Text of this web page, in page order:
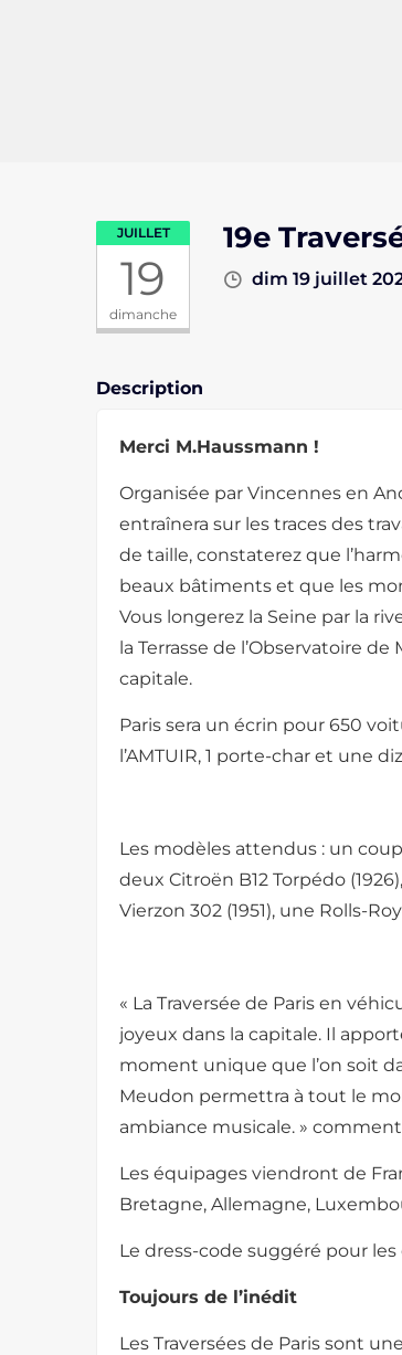
JUILLET
19
dimanche
19e
dim 19 juillet
Description
Merci M.Haussmann !
Organisée par Vincennes en
entraînera sur les traces des
de taille, constaterez que
beaux bâtiments et que les
Vous longerez la Seine par la
la Terrasse de l’Observatoire
capitale.
Paris sera un écrin pour 650
l’AMTUIR, 1 porte-char et une
Les modèles attendus : un
deux Citroën B12 Torpédo
Vierzon 302 (1951), une Rolls-
« La Traversée de Paris en
joyeux dans la capitale. Il
moment unique que l’on soit
Meudon permettra à tout le
ambiance musicale. »
Les équipages viendront de
Bretagne, Allemagne,
Le dress-code suggéré pour
Toujours de l’inédit
Les Traversées de Paris sont